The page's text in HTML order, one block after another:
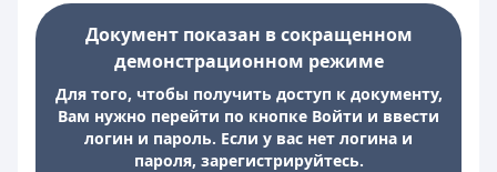
Документ показан в сокращенном
демонстрационном режиме
Для того, чтобы получить доступ к документу,
Вам нужно перейти по кнопке Войти и ввести
логин и пароль. Если у вас нет логина и
пароля, зарегистрируйтесь.